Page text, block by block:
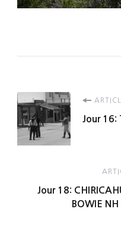
d'article
Jour 16:
Jour 18:
BOWIE NH